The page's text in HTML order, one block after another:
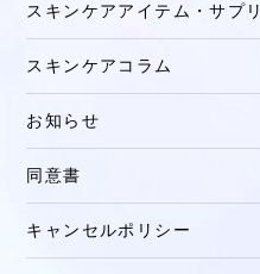
スキンケアアイテム・サプリ
スキンケアコラム
お知らせ
同意書
キャンセルポリシー